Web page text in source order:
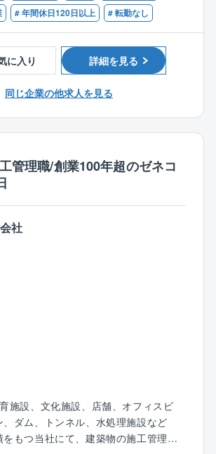
力：
一貫体制！総合的なスキルが身につ
う営業を第一に大切にしています。
した対応ができるような体制をとって
することで工事の知識がより深く身
きます。
ではございますが、単に来場や問い合
様対応だけではなく、特に入社直後
せをいただいたお客様への電話フォ
）や、不動産業者への訪問活動な
く、能動的に営業活動を行います。
制度あり、頑張りが評価に反映◎約
超／
円
万円以上34%、800万円以上49% ※
ため、頑張りはダイレクトに給与に
ー体制：
間）→本社での集合研修（2週間）→
、人と接し数字を追いかける経験のあ
とも建築系の学科で学ばれた⽅(職業
# 年間休日120日以上 # 転勤なし
に入り 詳細を見る
同じ企業の他求人を見る
管理職/創業100年超のゼネコ
社
施設、文化施設、店舗、オフィスビ
、ダム、トンネル、水処理施設など
もつ当社にて、建築物の施工管理業